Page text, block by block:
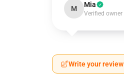
M Mia
Verified owner
Write your review